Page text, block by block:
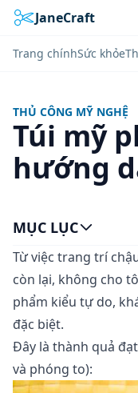
JaneCraft
Trang chínhSức khỏe
THỦ CÔNG MỸ NGHỆ
Túi mỹ
hướng
Từviệc trang trí
còn lại, không cho
phẩm kiểu tự do,
đặc biệt.
Đây là thành quả
và phóng to):
MỤC LỤC